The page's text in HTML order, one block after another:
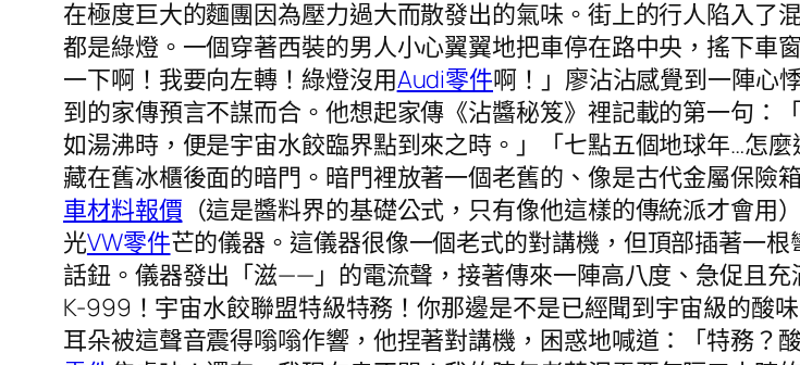
在極度巨大的麵團因為壓力過大而散發出的氣味。街上的行人陷入了
都是綠燈。一個穿著西裝的男人小心翼翼地把車停在路中央，搖下車
一下啊！我要向左轉！綠燈沒用Audi零件啊！」廖沾沾感覺到一陣心
到的家傳預言不謀而合。他想起家傳《沾醬秘笈》裡記載的第一句：
如湯沸時，便是宇宙水餃臨界點到來之時。」「七點五個地球年…怎
藏在舊冰櫃後面的暗門。暗門裡放著一個老舊的、像是古代金屬保險
車材料報價 （這是醬料界的基礎公式，只有像他這樣的傳統派才會
光VW零件芒的儀器。這儀器很像一個老式的對講機，但頂部插著一
話鈕。儀器發出「滋——」的電流聲，接著傳來一陣高八度、急促且
K-999！宇宙水餃聯盟特級特務！你那邊是不是已經聞到宇宙級的酸
耳朵被這聲音震得嗡嗡作響，他捏著對講機，困惑地喊道：「特務？